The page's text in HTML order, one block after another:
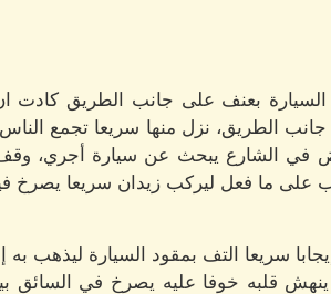
بعنف على جانب الطريق كادت
الطريق، نزل منها سريعا تجمع
في الشارع يبحث عن سيارة أجري،
على ما فعل ليركب زيدان سريعا يصرخ
سريعا التف بمقود السيارة ليذهب به
قلبه خوفا عليه يصرخ في السائق